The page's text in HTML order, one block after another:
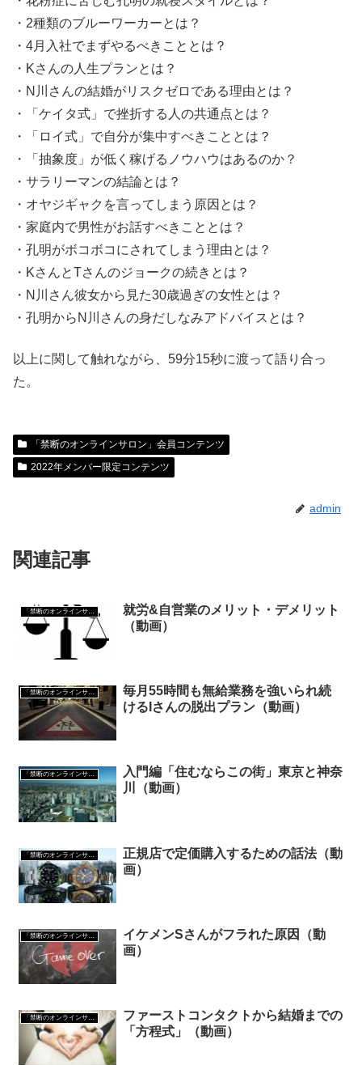
・2種類のブルーワーカーとは？
・4月入社でまずやるべきこととは？
・Kさんの人生プランとは？
・N川さんの結婚がリスクゼロである理由とは？
・「ケイタ式」で挫折する人の共通点とは？
・「ロイ式」で自分が集中すべきこととは？
・「抽象度」が低く稼げるノウハウはあるのか？
・サラリーマンの結論とは？
・オヤジギャクを言ってしまう原因とは？
・家庭内で男性がお話すべきこととは？
・孔明がボコボコにされてしまう理由とは？
・KさんとTさんのジョークの続きとは？
・N川さん彼女から見た30歳過ぎの女性とは？
・孔明からN川さんの身だしなみアドバイスとは？
以上に関して触れながら、59分15秒に渡って語り合っ
た。
「禁断のオンラインサロン」会員コンテンツ
2022年メンバー限定コンテンツ
admin
関連記事
「禁断のオンラインサロン」会員コンテンツ
就労&自営業のメリット・デメリット
（動画）
「禁断のオンラインサロン」会員コンテンツ
毎月55時間も無給業務を強いられ続
けるIさんの脱出プラン（動画）
入門編「住むならこの街」東京と神奈
川（動画）
「禁断のオンラインサロン」会員コンテンツ
正規店で定価購入するための話法（動
画）
「禁断のオンラインサロン」会員コンテンツ
イケメンSさんがフラれた原因（動
画）
ファーストコンタクトから結婚までの
「方程式」（動画）